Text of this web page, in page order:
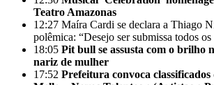
Teatro Amazonas
12:27 Maíra Cardi se declara a Thiago
polêmica: “Desejo ser submissa todos
18:05 Pit bull se assusta com o brilho
nariz de mulher
17:52 Prefeitura convoca